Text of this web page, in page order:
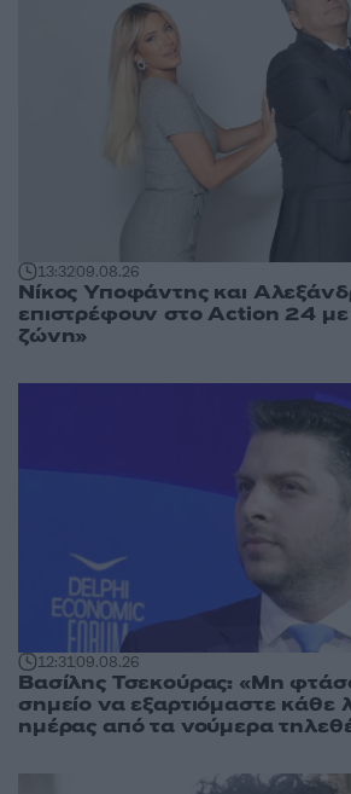
13:3209.08.26
Νίκος Υποφάντης και
επιστρέφουν στο Action 24
ζώνη»
12:3109.08.26
Βασίλης Τσεκούρας: «Μη
σημείο να εξαρτιόμαστε κάθε
ημέρας από τα νούμερα